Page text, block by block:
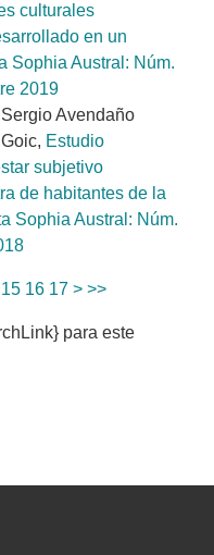
culturales
en un
Sophia Austral: Núm.
2019
Avendaño
Estudio
subjetivo
de habitantes de la
Sophia Austral: Núm.
15 16 17 > >>
para este